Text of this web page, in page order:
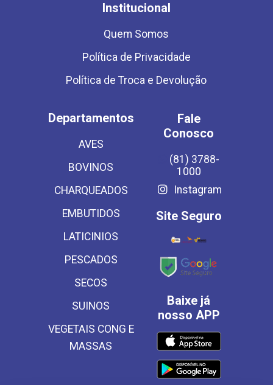
Institucional
Quem Somos
Política de Privacidade
Política de Troca e Devolução
Departamentos
AVES
BOVINOS
CHARQUEADOS
EMBUTIDOS
LATICINIOS
PESCADOS
SECOS
SUINOS
VEGETAIS CONG E
MASSAS
Fale
Conosco
(81) 3788-
1000
Instagram
Site Seguro
Baixe já
nosso APP